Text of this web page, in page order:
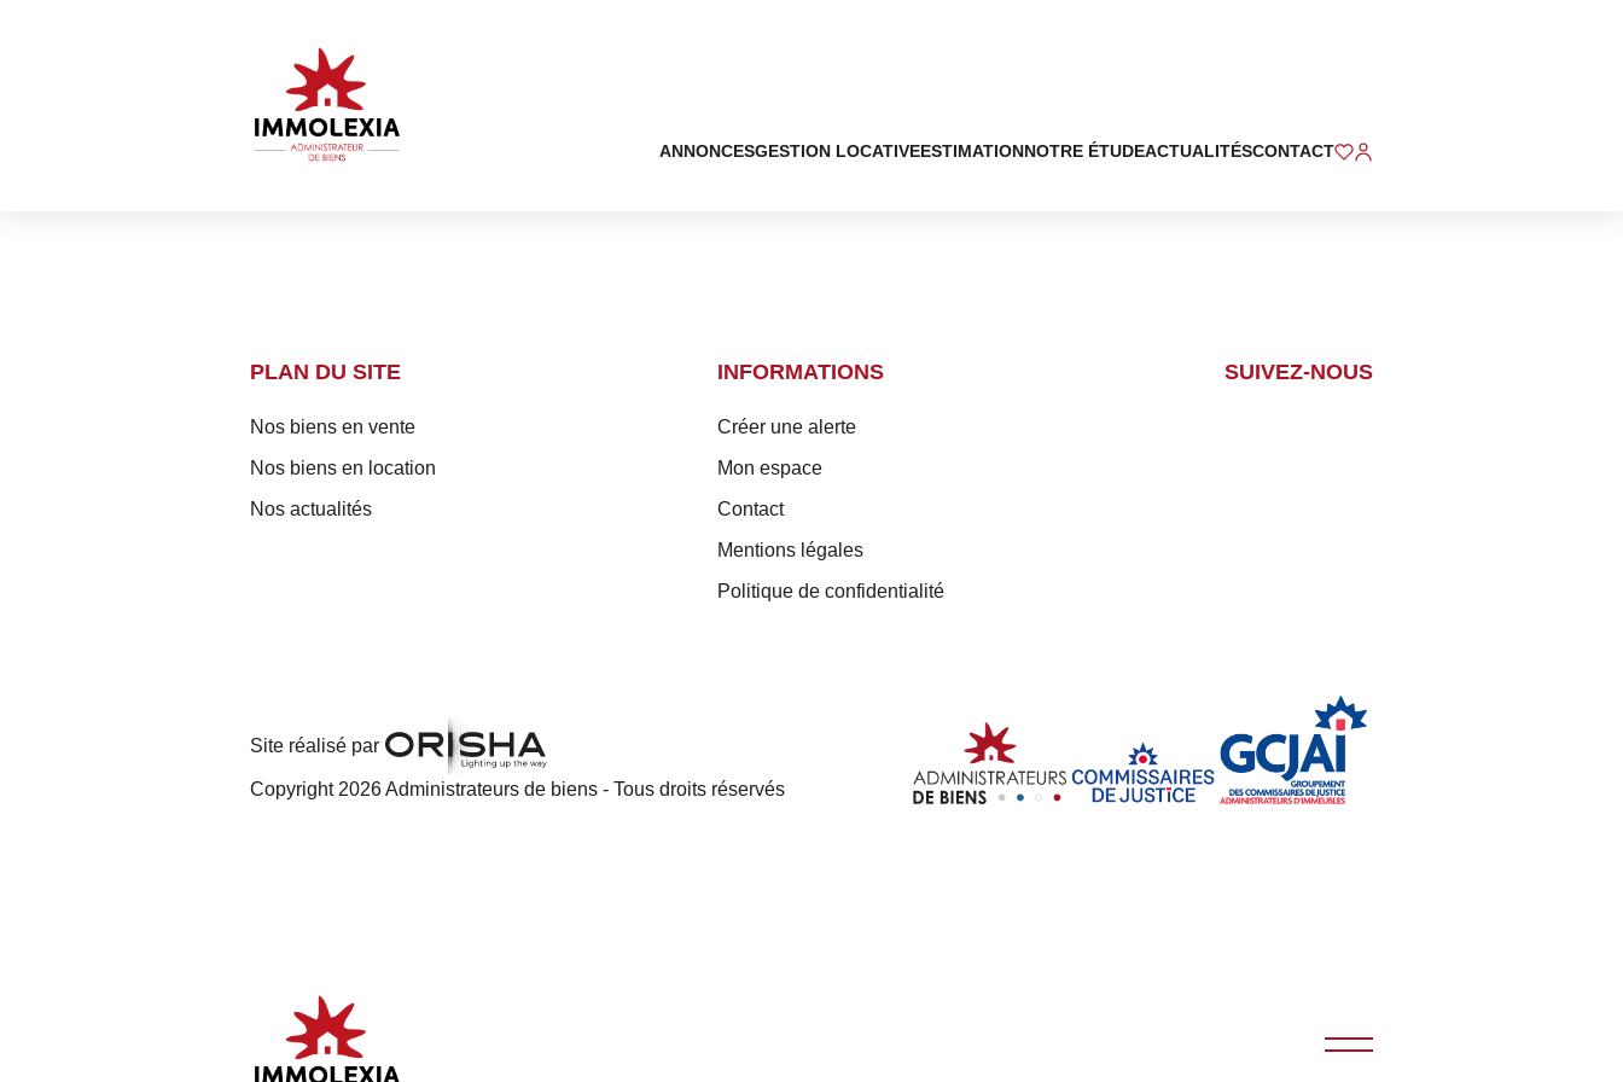
ANNONCESGESTION LOCATIVEESTIMATIONNOTRE ÉTUDEACTUALITÉSCONTACT
PLAN DU SITE
Nos biens en vente
Nos biens en location
Nos actualités
INFORMATIONS
Créer une alerte
Mon espace
Contact
Mentions légales
Politique de confidentialité
SUIVEZ-NOUS
Site réalisé par
Copyright 2026 Administrateurs de biens - Tous droits réservés